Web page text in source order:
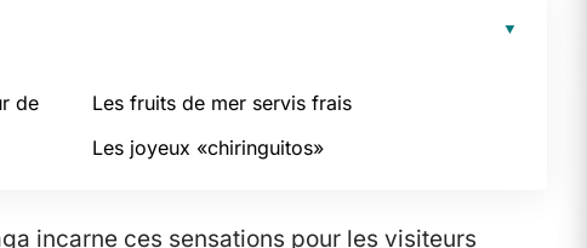
de
Les fruits de mer servis frais
Les joyeux «chiringuitos»
incarne ces sensations pour les visiteurs